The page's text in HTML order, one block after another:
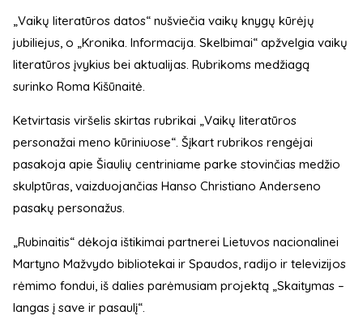
„Vaikų literatūros datos“ nušviečia vaikų knygų kūrėjų
jubiliejus, o „Kronika. Informacija. Skelbimai“ apžvelgia vaikų
literatūros įvykius bei aktualijas. Rubrikoms medžiagą
surinko Roma Kišūnaitė.
Ketvirtasis viršelis skirtas rubrikai „Vaikų literatūros
personažai meno kūriniuose“. Šįkart rubrikos rengėjai
pasakoja apie Šiaulių centriniame parke stovinčias medžio
skulptūras, vaizduojančias Hanso Christiano Anderseno
pasakų personažus.
„Rubinaitis“ dėkoja ištikimai partnerei Lietuvos nacionalinei
Martyno Mažvydo bibliotekai ir Spaudos, radijo ir televizijos
rėmimo fondui, iš dalies parėmusiam projektą „Skaitymas –
langas į save ir pasaulį“.